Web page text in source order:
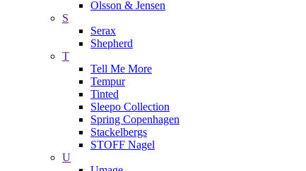
Olsson & Jensen
S
Serax
Shepherd
T
Tell Me More
Tempur
Tinted
Sleepo Collection
Spring Copenhagen
Stackelbergs
STOFF Nagel
U